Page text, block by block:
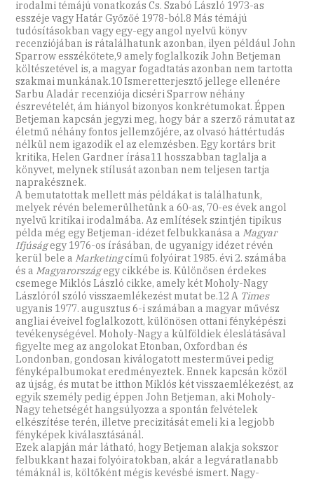
irodalmi témájú vonatkozás Cs. Szabó László 1973-as
esszéje vagy Határ Győzőé 1978-ból.8 Más témájú
tudósításokban vagy egy-egy angol nyelvű könyv
recenziójában is rátalálhatunk azonban, ilyen például John
Sparrow esszékötete,9 amely foglalkozik John Betjeman
költészetével is, a magyar fogadtatás azonban nem tartotta
szakmai munkának.10 Ismeretterjesztő jellege ellenére
Sarbu Aladár recenziója dicséri Sparrow néhány
észrevételét, ám hiányol bizonyos konkrétumokat. Éppen
Betjeman kapcsán jegyzi meg, hogy bár a szerző rámutat az
életmű néhány fontos jellemzőjére, az olvasó háttértudás
nélkül nem igazodik el az elemzésben. Egy kortárs brit
kritika, Helen Gardner írása11 hosszabban taglalja a
könyvet, melynek stílusát azonban nem teljesen tartja
naprakésznek.
A bemutatottak mellett más példákat is találhatunk,
melyek révén belemerülhetünk a 60-as, 70-es évek angol
nyelvű kritikai irodalmába. Az említések szintjén tipikus
példa még egy Betjeman-idézet felbukkanása a Magyar
Ifjúságegy 1976-os írásában, de ugyanígy idézet révén
kerül bele a Marketingcímű folyóirat 1985. évi 2. számába
és a Magyarországegy cikkébe is. Különösen érdekes
csemege Miklós László cikke, amely két Moholy-Nagy
Lászlóról szóló visszaemlékezést mutat be.12 A Times
ugyanis 1977. augusztus 6-i számában a magyar művész
angliai éveivel foglalkozott, különösen ottani fényképészi
tevékenységével. Moholy-Nagy a külföldiek éleslátásával
figyelte meg az angolokat Etonban, Oxfordban és
Londonban, gondosan kiválogatott mesterművei pedig
fényképalbumokat eredményeztek. Ennek kapcsán közöl
az újság, és mutat be itthon Miklós két visszaemlékezést, az
egyik személy pedig éppen John Betjeman, aki Moholy-
Nagy tehetségét hangsúlyozza a spontán felvételek
elkészítése terén, illetve precizitását emeli ki a legjobb
fényképek kiválasztásánál.
Ezek alapján már látható, hogy Betjeman alakja sokszor
felbukkant hazai folyóiratokban, akár a legváratlanabb
témáknál is, költőként mégis kevésbé ismert. Nagy-